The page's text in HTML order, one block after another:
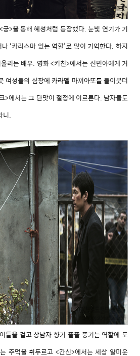
>을 통해 혜성처럼 등장했다. 눈빛 연기가 기
‘카리스마 있는 역할’로 많이 기억한다. 하지
리는 배우. 영화 <키친>에서는 신민아에게 거
여성들의 심장에 카라멜 마끼아또를 들이붓더
>에서는 그 단맛이 절정에 이르른다. 남자들도
니.
틀을 걸고 상남자 향기 풀풀 풍기는 역할에 도
주먹을 휘두르고 <간신>에서는 세상 얄미운